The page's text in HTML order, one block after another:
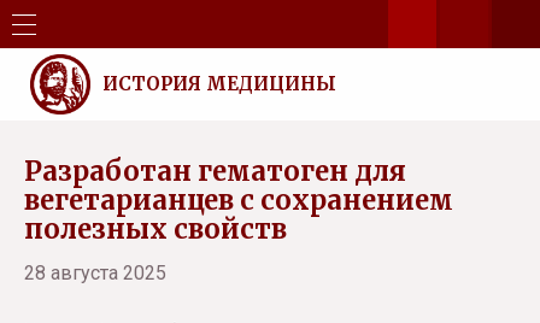
ИСТОРИЯ МЕДИЦИНЫ
Разработан гематоген для
вегетарианцев с сохранением
полезных свойств
28 августа 2025